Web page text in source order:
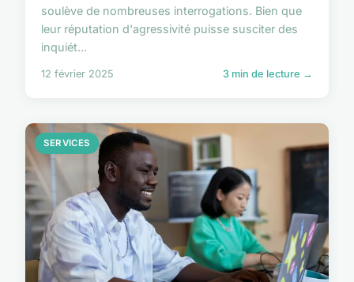
soulève de nombreuses interrogations. Bien que
leur réputation d'agressivité puisse susciter des
inquiét...
12 février 2025 3 min de lecture →
SERVICES